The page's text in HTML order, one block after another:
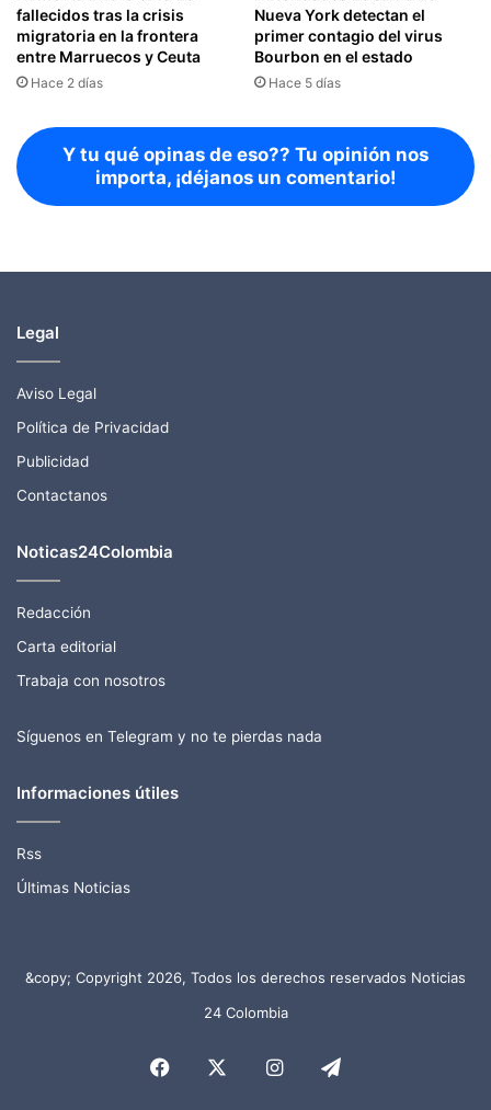
fallecidos tras la crisis
migratoria en la frontera
entre Marruecos y Ceuta
Hace 2 días
Nueva York detectan el
primer contagio del virus
Bourbon en el estado
Hace 5 días
Y tu qué opinas de eso?? Tu opinión nos
importa, ¡déjanos un comentario!
Legal
Aviso Legal
Política de Privacidad
Publicidad
Contactanos
Noticas24Colombia
Redacción
Carta editorial
Trabaja con nosotros
Síguenos en Telegram y no te pierdas nada
Informaciones útiles
Rss
Últimas Noticias
&copy; Copyright 2026, Todos los derechos reservados Noticias
24 Colombia
Facebook InstagramTelegram